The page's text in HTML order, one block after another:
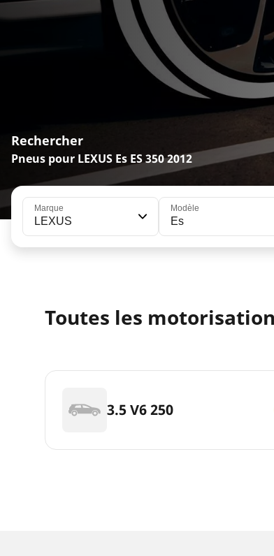
Rechercher
Pneus pour LEXUS Es ES 350 2012
Marque
LEXUS
Modèle
Es
Toutes les motorisations
3.5 V6 250